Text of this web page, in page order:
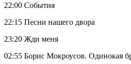
22:00 События
22:15 Песни нашего двора
23:20 Жди меня
02:55 Борис Мокроусов. Одинокая